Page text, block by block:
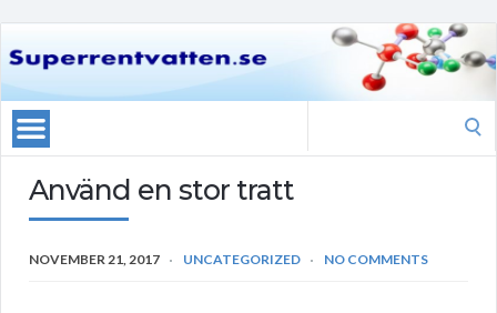
Använd en stor tratt
NOVEMBER 21, 2017 UNCATEGORIZED NO COMMENTS